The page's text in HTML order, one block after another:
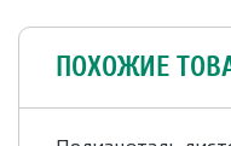
ПОХОЖИЕ